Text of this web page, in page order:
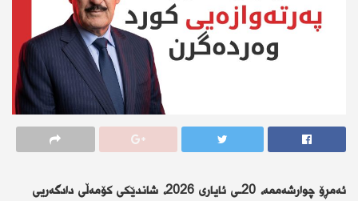
ئەمڕۆ چوارشەممە، 20ـی ئایاری 2026، شاندێکی کۆمەڵی دادگەریی